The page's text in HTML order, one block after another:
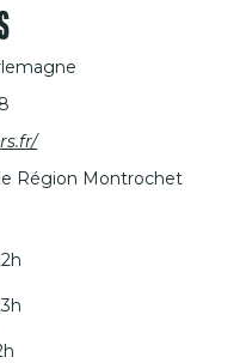
Région Montrochet